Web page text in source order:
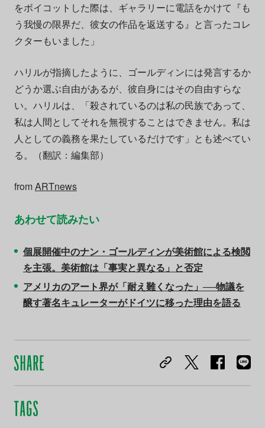
をボイコットした際は、ギャラリーに電話をかけて『も
う我慢の限界だ、彼女の作品を返送する』と言ったコレ
クターもいました」
ハリルが指摘したように、ゴールディンには発言するか
どうか選ぶ自由があるが、彼自身にはその自由すらな
い。ハリルは、「殺されているのは私の民族であって、
私は人間としてそれを無視することはできません。私は
人としての義務を果たしているだけです」とも述べてい
る。（翻訳：編集部）
fromARTnews
あわせて読みたい
個展開催中のナン・ゴールディンが美術館による検閲
を主張。美術館は「事実と異なる」と否定
アメリカのアート界が「耐え難くなった」──物議を
醸す著名キュレーターがドイツに移った理由を語る